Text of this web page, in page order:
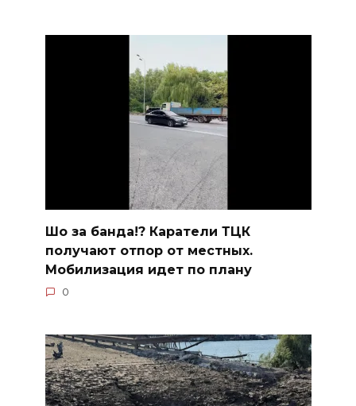
Шо за банда!? Каратели ТЦК
получают отпор от местных.
Мобилизация идет по плану
0